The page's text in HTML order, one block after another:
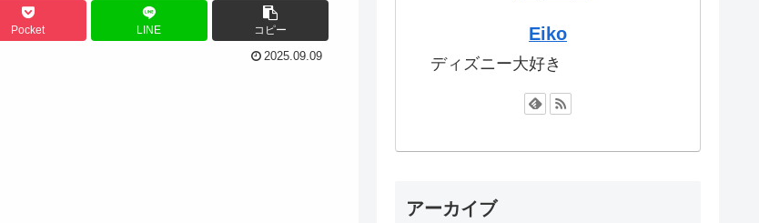
Pocket LINE コピー
2025.09.09
Eiko
ディズニー大好き
アーカイブ